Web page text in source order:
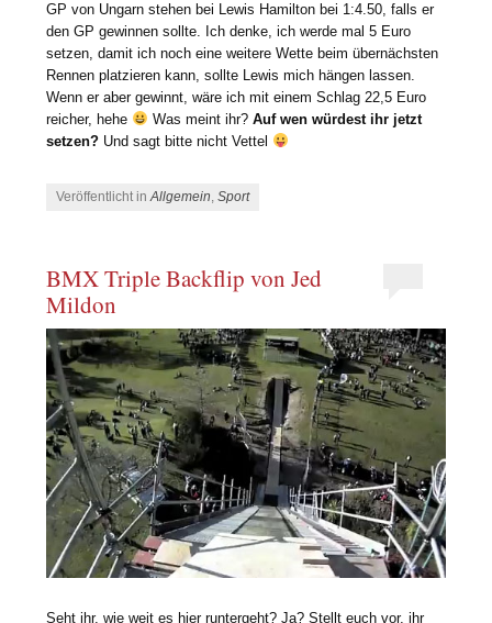
GP von Ungarn stehen bei Lewis Hamilton bei 1:4.50, falls er
den GP gewinnen sollte. Ich denke, ich werde mal 5 Euro
setzen, damit ich noch eine weitere Wette beim übernächsten
Rennen platzieren kann, sollte Lewis mich hängen lassen.
Wenn er aber gewinnt, wäre ich mit einem Schlag 22,5 Euro
reicher, hehe
Was meint ihr?Auf wen würdest ihr jetzt
setzen? Und sagt bitte nicht Vettel
Veröffentlicht inAllgemein,Sport
BMX Triple Backflip von Jed
Mildon
Seht ihr, wie weit es hier runtergeht? Ja? Stellt euch vor, ihr